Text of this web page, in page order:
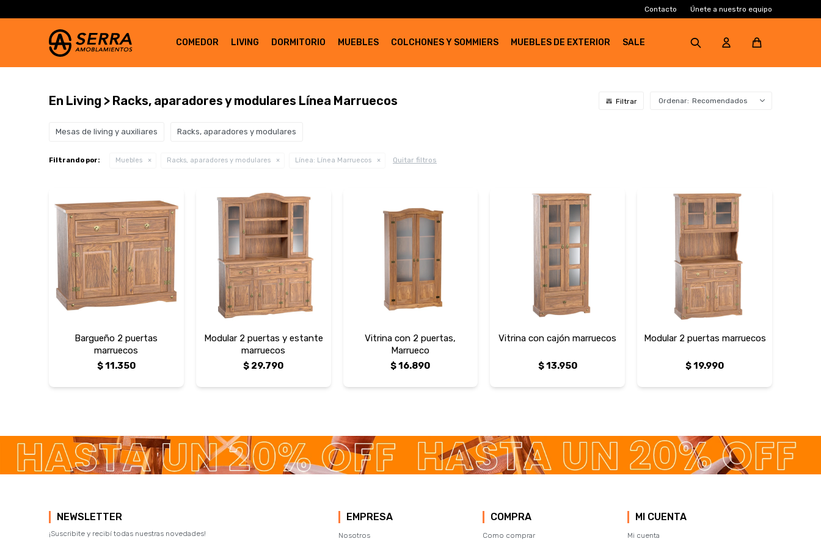
COMEDOR LIVING DORMITORIO MUEBLES COLCHONES Y SOMMIERS MUEBLES DE EXTERIOR SALE
Contacto Únete a nuestro equipo
En Living > Racks, aparadores y modulares Línea Marruecos Recomendados
Mesas de living y auxiliares Racks, aparadores y modulares
Filtrando por: Muebles Racks, aparadores y modulares Línea: Línea Marruecos Quitar filtros
Bargueño 2 puertas
marruecos
$11.350
Modular 2 puertas y estante
marruecos
$ 29.790
Vitrina con 2 puertas,
Marrueco
$16.890
Vitrina con cajón marruecos
$13.950
Modular 2 puertas marruecos
$19.990
EMPRESA
Nosotros
COMPRA
Como comprar
MI CUENTA
Mi cuenta
NEWSLETTER
¡Suscribite y recibí todas nuestras novedades!